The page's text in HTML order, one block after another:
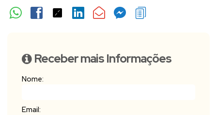
Receber mais Informações
Nome:
Email: